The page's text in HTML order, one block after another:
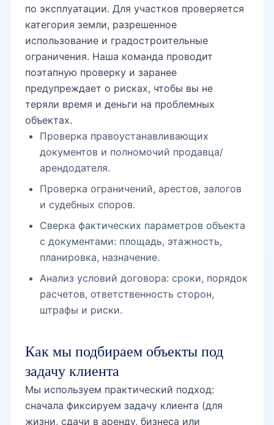
по эксплуатации. Для участков проверяется
категория земли, разрешенное
использование и градостроительные
ограничения. Наша команда проводит
поэтапную проверку и заранее
предупреждает о рисках, чтобы вы не
теряли время и деньги на проблемных
объектах.
Проверка правоустанавливающих
документов и полномочий продавца/
арендодателя.
Проверка ограничений, арестов, залогов
и судебных споров.
Сверка фактических параметров объекта
с документами: площадь, этажность,
планировка, назначение.
Анализ условий договора: сроки, порядок
расчетов, ответственность сторон,
штрафы и риски.
Как мы подбираем объекты под
задачу клиента
Мы используем практический подход:
сначала фиксируем задачу клиента (для
жизни, сдачи в аренду, бизнеса или